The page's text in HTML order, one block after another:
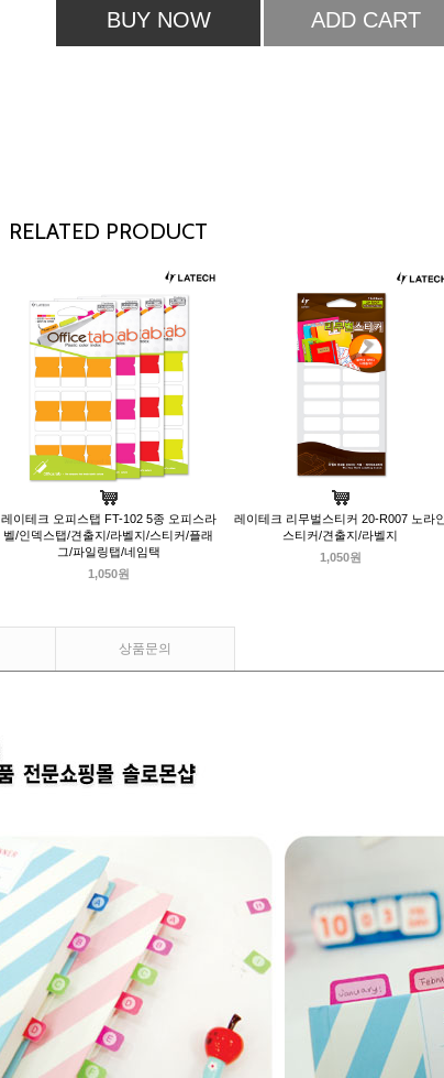
BUY NOW ADD CART
RELATED PRODUCT
레이테크 오피스탭 FT-102 5종 오피스라
벨/인덱스탭/견출지/라벨지/스티커/플래
그/파일링탭/네임택
1,050원
레이테크 리무벌스티커 20-R007 노라인
스티커/견출지/라벨지
1,050원
상품문의